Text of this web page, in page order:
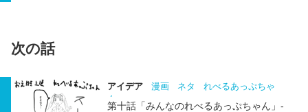
次の話
アイデア 漫画 ネタ
れべるあっぷちゃ
ん
第十話「みんなのれべるあっぷちゃん」-